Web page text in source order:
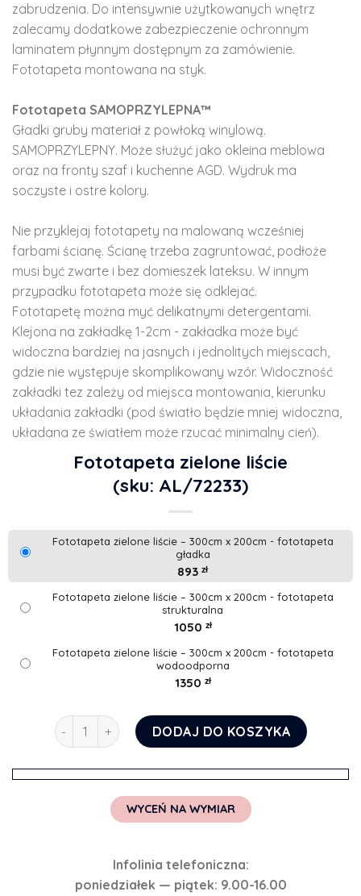
zabrudzenia. Do intensywnie użytkowanych wnętrz
zalecamy dodatkowe zabezpieczenie ochronnym
laminatem płynnym dostępnym za zamówienie.
Fototapeta montowana na styk.
Fototapeta SAMOPRZYLEPNA™
Gładki gruby materiał z powłoką winylową.
SAMOPRZYLEPNY. Może służyć jako okleina meblowa
oraz na fronty szaf i kuchenne AGD. Wydruk ma
soczyste i ostre kolory.
Nie przyklejaj fototapety na malowaną wcześniej
farbami ścianę. Ścianę trzeba zagruntować, podłoże
musi być zwarte i bez domieszek lateksu. W innym
przypadku fototapeta może się odklejać.
Fototapetę można myć delikatnymi detergentami.
Klejona na zakładkę 1-2cm - zakładka może być
widoczna bardziej na jasnych i jednolitych miejscach,
gdzie nie występuje skomplikowany wzór. Widoczność
zakładki tez zależy od miejsca montowania, kierunku
układania zakładki (pod światło będzie mniej widoczna,
układana ze światłem może rzucać minimalny cień).
Fototapeta zielone liście
(sku: AL/72233)
Fototapeta zielone liście – 300cm x 200cm - fototapeta
gładka
893 zł
Fototapeta zielone liście – 300cm x 200cm - fototapeta
strukturalna
1050 zł
Fototapeta zielone liście – 300cm x 200cm - fototapeta
wodoodporna
1350 zł
ilość Fototapeta zielone liścieDODAJ DO KOSZYKA
WYCEŃ NA WYMIAR
Infolinia telefoniczna:
poniedziałek — piątek: 9.00-16.00